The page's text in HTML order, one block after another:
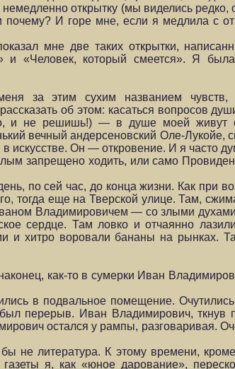
открытку (мы виделись редко,
почему? И горе мне, если я медлила с
мне две таких открытки,
и «Человек, который смеется». Я
за этим сухим названием чувств,
об этом: касаться вопросов
и не решишь!) — в душе моей живут
вечный андерсеновский Оле-Лукойе,
искусстве. Он — откровение. И я часто
запрещено ходить, или само
по сей час, до конца жизни. Как при
тогда еще на Тверской улице. Там,
Владимировичем — со злыми
сердце. Там ловко и отчаянно
и хитро воровали бананы на рынках.
как-то в сумерки Иван
в подвальное помещение.
перерыв. Иван Владимирович, ткнув
остался у рампы, разговаривая.
не литература. К этому времени,
я, как «юное дарование»,